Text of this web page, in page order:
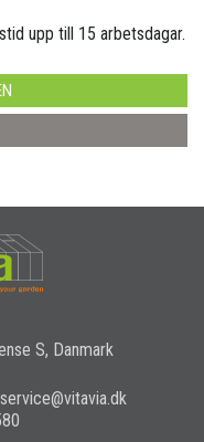
upp till 15 arbetsdagar.
S, Danmark